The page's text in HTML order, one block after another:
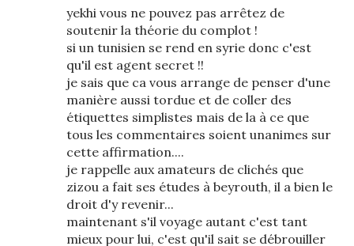
yekhi vous ne pouvez pas arrêtez de
soutenir la théorie du complot !
si un tunisien se rend en syrie donc c'est
qu'il est agent secret !!
je sais que ca vous arrange de penser d'une
manière aussi tordue et de coller des
étiquettes simplistes mais de la à ce que
tous les commentaires soient unanimes sur
cette affirmation....
je rappelle aux amateurs de clichés que
zizou a fait ses études à beyrouth, il a bien le
droit d'y revenir...
maintenant s'il voyage autant c'est tant
mieux pour lui, c'est qu'il sait se débrouiller